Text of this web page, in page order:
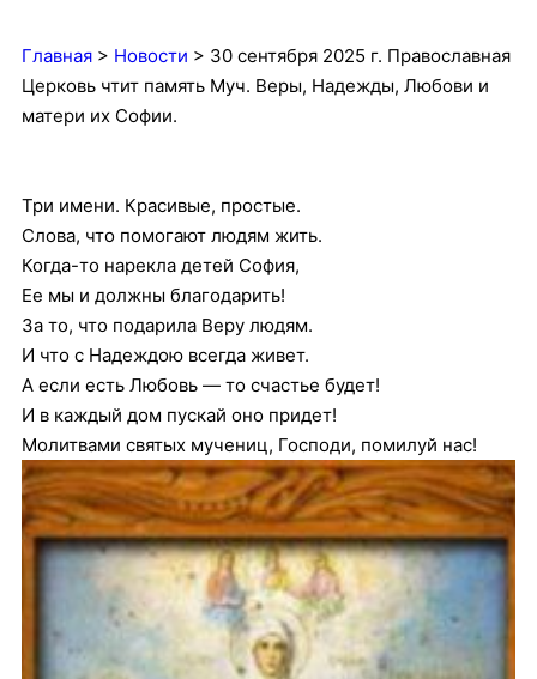
Главная > Новости > 30 сентября 2025 г. Православная
Церковь чтит память Муч. Веры, Надежды, Любови и
матери их Софии.
Три имени. Красивые, простые.
Слова, что помогают людям жить.
Когда-то нарекла детей София,
Ее мы и должны благодарить!
За то, что подарила Веру людям.
И что с Надеждою всегда живет.
А если есть Любовь — то счастье будет!
И в каждый дом пускай оно придет!
Молитвами святых мучениц, Господи, помилуй нас!